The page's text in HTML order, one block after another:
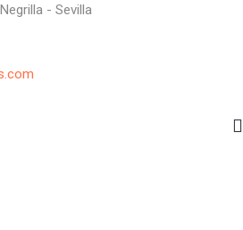
- Sevilla